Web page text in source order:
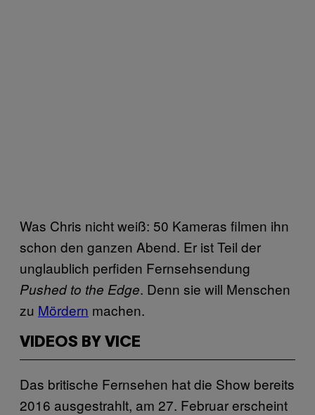
Was Chris nicht weiß: 50 Kameras filmen ihn
schon den ganzen Abend. Er ist Teil der
unglaublich perfiden Fernsehsendung
Pushed to the Edge. Denn sie will Menschen
zu Mördern machen.
VIDEOS BY VICE
Das britische Fernsehen hat die Show bereits
2016 ausgestrahlt, am 27. Februar erscheint